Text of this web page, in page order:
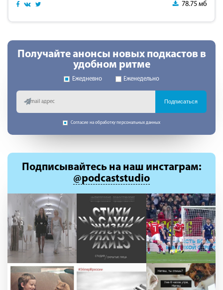
78.75 мб
Получайте анонсы новых подкастов в
удобном ритме
Ежедневно Еженедельно
Подписаться
Согласие на обработку персональных данных
Подписывайтесь на наш инстаграм:
@podcaststudio